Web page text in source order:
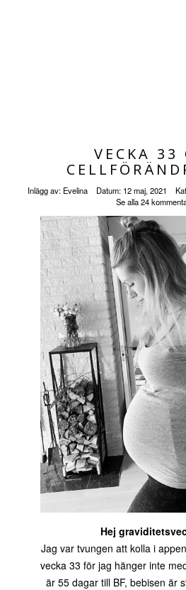
VECKA 33
Inlägg av: Evelina Datum: 12 maj, 2021
Se alla 24
Hej
Jag var tvungen att kolla i
vecka 33 för jag hänger inte
är 55 dagar till BF, bebisen är